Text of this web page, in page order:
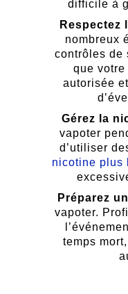
difficile à
Respectez
nombreux
contrôles de
que
autorisée
Gérez la
vapoter
d’utiliser
nicotine plus
Préparez
vapoter.
temps